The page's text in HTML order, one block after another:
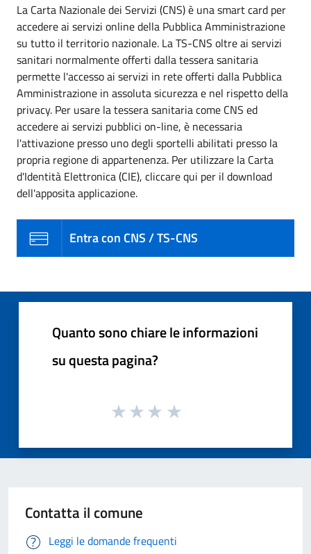
La Carta Nazionale dei Servizi (CNS) è una smart card per
accedere ai servizi online della Pubblica Amministrazione
su tutto il territorio nazionale. La TS-CNS oltre ai servizi
sanitari normalmente offerti dalla tessera sanitaria
permette l'accesso ai servizi in rete offerti dalla Pubblica
Amministrazione in assoluta sicurezza e nel rispetto della
privacy. Per usare la tessera sanitaria come CNS ed
accedere ai servizi pubblici on-line, è necessaria
l'attivazione presso uno degli sportelli abilitati presso la
propria regione di appartenenza. Per utilizzare la Carta
d'Identità Elettronica (CIE), cliccare qui per il download
dell'apposita applicazione.
Entra con CNS / TS-CNS
Quanto sono chiare le informazioni
su questa pagina?
Contatta il comune
Leggi le domande frequenti